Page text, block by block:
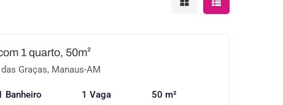
1 quarto, 50m²
Graças, Manaus-AM
Banheiro 1 Vaga 50 m²